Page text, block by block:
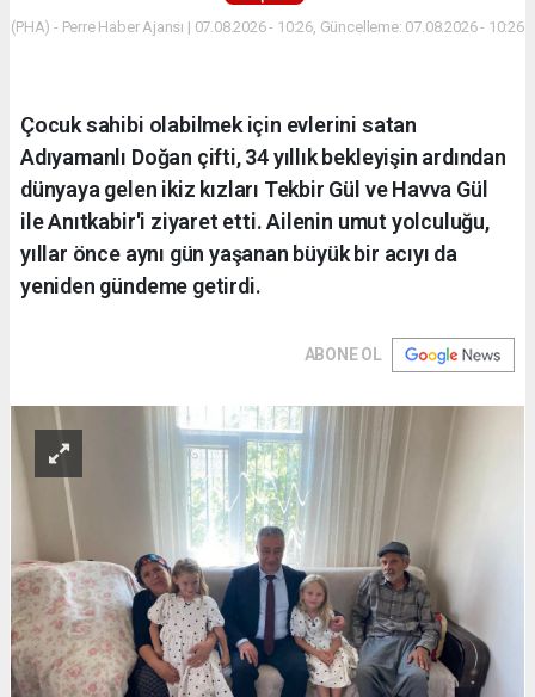
(PHA) - Perre Haber Ajansı | 07.08.2026 - 10:26, Güncelleme: 07.08.2026 - 10:26
Çocuk sahibi olabilmek için evlerini satan
Adıyamanlı Doğan çifti, 34 yıllık bekleyişin ardından
dünyaya gelen ikiz kızları Tekbir Gül ve Havva Gül
ile Anıtkabir'i ziyaret etti. Ailenin umut yolculuğu,
yıllar önce aynı gün yaşanan büyük bir acıyı da
yeniden gündeme getirdi.
ABONE OL